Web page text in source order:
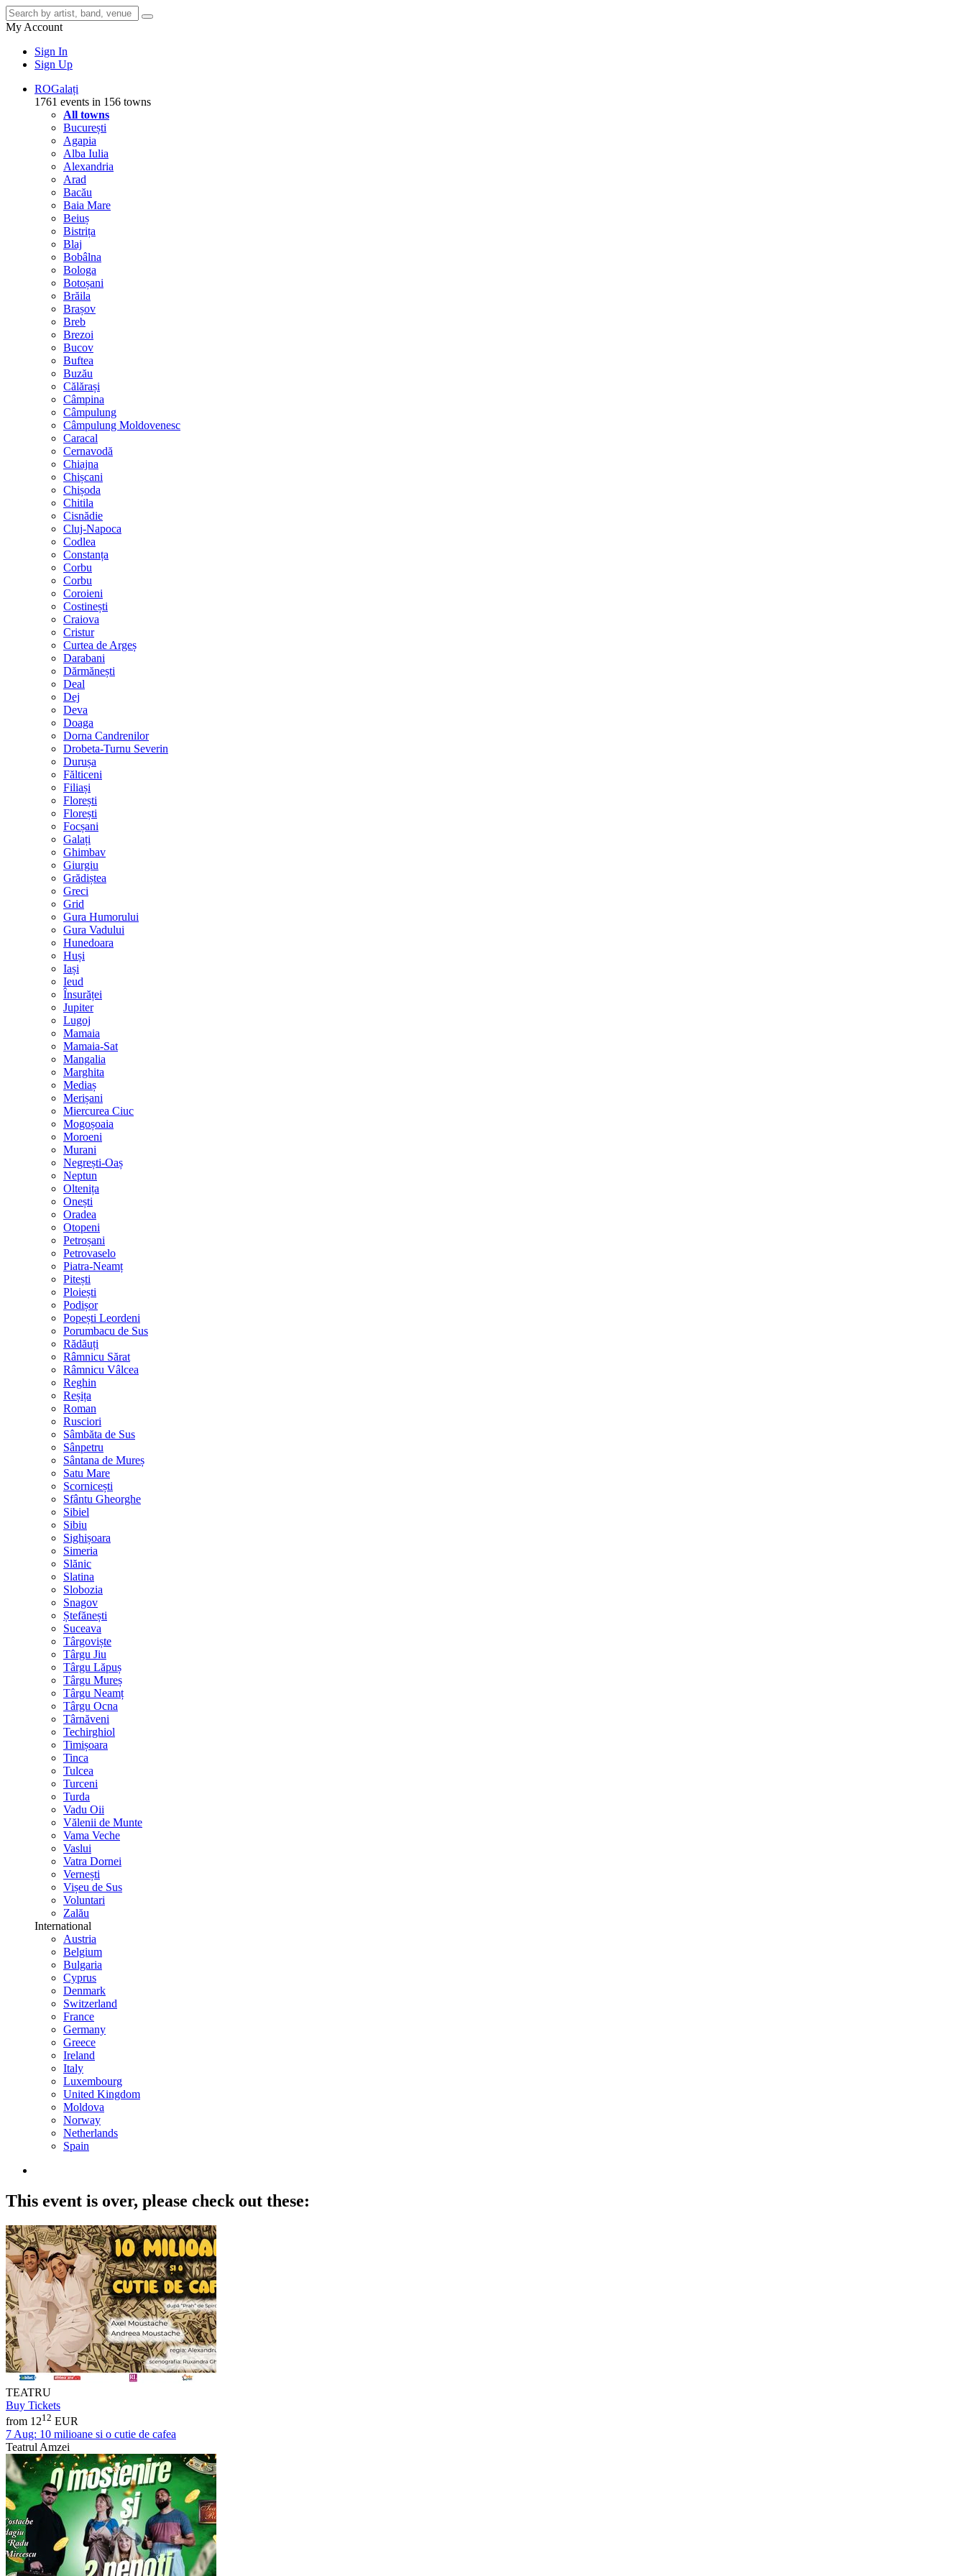
My Account
Sign In
Sign Up
ROGalați
1761 events in 156 towns
All towns
București
Agapia
Alba Iulia
Alexandria
Arad
Bacău
Baia Mare
Beiuș
Bistrița
Blaj
Bobâlna
Bologa
Botoșani
Brăila
Brașov
Breb
Brezoi
Bucov
Buftea
Buzău
Călărași
Câmpina
Câmpulung
Câmpulung Moldovenesc
Caracal
Cernavodă
Chiajna
Chișcani
Chișoda
Chitila
Cisnădie
Cluj-Napoca
Codlea
Constanța
Corbu
Corbu
Coroieni
Costinești
Craiova
Cristur
Curtea de Argeș
Darabani
Dărmănești
Deal
Dej
Deva
Doaga
Dorna Candrenilor
Drobeta-Turnu Severin
Durușa
Fălticeni
Filiași
Florești
Florești
Focșani
Galați
Ghimbav
Giurgiu
Grădiștea
Greci
Grid
Gura Humorului
Gura Vadului
Hunedoara
Huși
Iași
Ieud
Însurăței
Jupiter
Lugoj
Mamaia
Mamaia-Sat
Mangalia
Marghita
Mediaș
Merișani
Miercurea Ciuc
Mogoșoaia
Moroeni
Murani
Negrești-Oaș
Neptun
Oltenița
Onești
Oradea
Otopeni
Petroșani
Petrovaselo
Piatra-Neamț
Pitești
Ploiești
Podișor
Popești Leordeni
Porumbacu de Sus
Rădăuți
Râmnicu Sărat
Râmnicu Vâlcea
Reghin
Reșița
Roman
Rusciori
Sâmbăta de Sus
Sânpetru
Sântana de Mureș
Satu Mare
Scornicești
Sfântu Gheorghe
Sibiel
Sibiu
Sighișoara
Simeria
Slănic
Slatina
Slobozia
Snagov
Ștefănești
Suceava
Târgoviște
Târgu Jiu
Târgu Lăpuș
Târgu Mureș
Târgu Neamț
Târgu Ocna
Târnăveni
Techirghiol
Timișoara
Tinca
Tulcea
Turceni
Turda
Vadu Oii
Vălenii de Munte
Vama Veche
Vaslui
Vatra Dornei
Vernești
Vișeu de Sus
Voluntari
Zalău
International
Austria
Belgium
Bulgaria
Cyprus
Denmark
Switzerland
France
Germany
Greece
Ireland
Italy
Luxembourg
United Kingdom
Moldova
Norway
Netherlands
Spain
This event is over, please check out these:
TEATRU
Buy Tickets
from 1212 EUR
7 Aug: 10 milioane si o cutie de cafea
Teatrul Amzei